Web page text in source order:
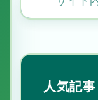
人気記事